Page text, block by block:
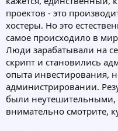
проектов - это
хостеры. Но это
самое происходило в
Люди зарабатывали на
скрипт и становились
опыта инвестирования,
администрировании.
были неутешительными,
внимательно смотрите,